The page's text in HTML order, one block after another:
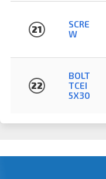
21
SCRE
W
22
BOLT
TCEI
5X30